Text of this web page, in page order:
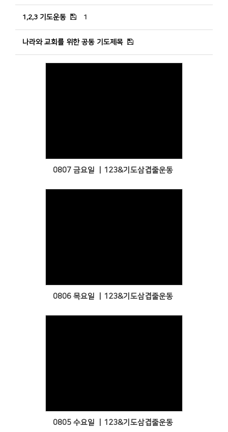
1,2,3 기도운동 1
나라와 교회를 위한 공동 기도제목
0807 금요일 ㅣ123&기도삼겹줄운동
0806 목요일 ㅣ123&기도삼겹줄운동
0805 수요일 ㅣ123&기도삼겹줄운동